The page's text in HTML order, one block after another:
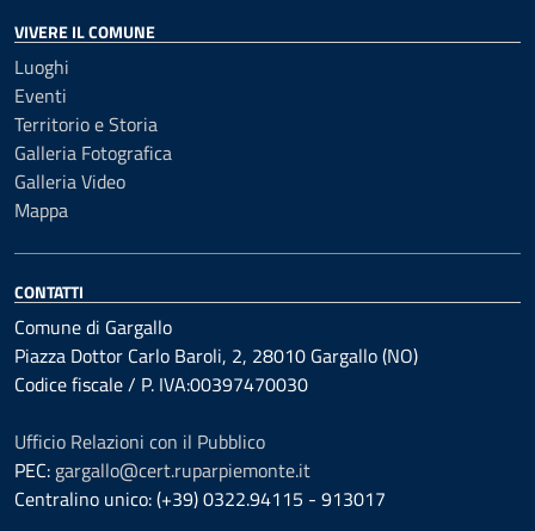
VIVERE IL COMUNE
Luoghi
Eventi
Territorio e Storia
Galleria Fotografica
Galleria Video
Mappa
CONTATTI
Comune di Gargallo
Piazza Dottor Carlo Baroli, 2, 28010 Gargallo (NO)
Codice fiscale / P. IVA:00397470030
Ufficio Relazioni con il Pubblico
PEC: gargallo@cert.ruparpiemonte.it
Centralino unico: (+39) 0322.94115 - 913017